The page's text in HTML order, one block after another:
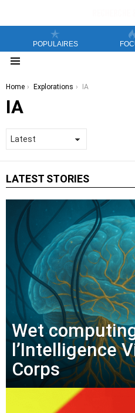
POPULAIRES
You are here:
Home Explorations IA
IA
LATEST STORIES
Wet
l’Intelligence
Corps